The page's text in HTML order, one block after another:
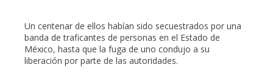
Un centenar de ellos habían sido secuestrados por una
banda de traficantes de personas en el Estado de
México, hasta que la fuga de uno condujo a su
liberación por parte de las autoridades.